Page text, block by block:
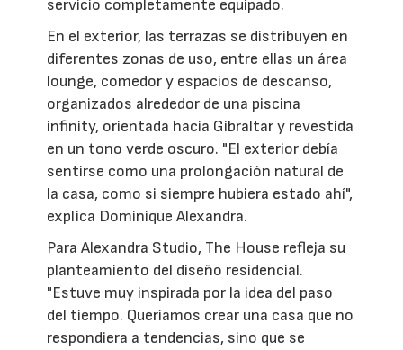
servicio completamente equipado.
En el exterior, las terrazas se distribuyen en
diferentes zonas de uso, entre ellas un área
lounge, comedor y espacios de descanso,
organizados alrededor de una piscina
infinity, orientada hacia Gibraltar y revestida
en un tono verde oscuro. "El exterior debía
sentirse como una prolongación natural de
la casa, como si siempre hubiera estado ahí",
explica Dominique Alexandra.
Para Alexandra Studio, The House refleja su
planteamiento del diseño residencial.
"Estuve muy inspirada por la idea del paso
del tiempo. Queríamos crear una casa que no
respondiera a tendencias, sino que se